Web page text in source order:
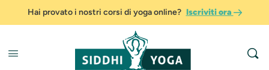
Hai provato i nostri corsi di yoga online? Iscriviti ora